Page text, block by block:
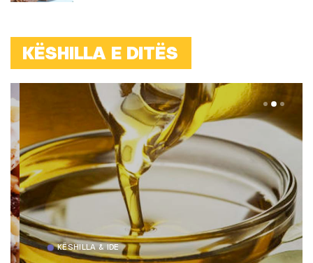
KËSHILLA E DITËS
KËSHILLA & IDE